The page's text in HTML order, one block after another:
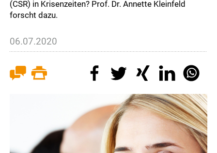
(CSR) in Krisenzeiten? Prof. Dr. Annette Kleinfeld
forscht dazu.
06.07.2020